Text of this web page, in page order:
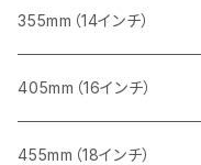
ヒューム管・U字溝切断用
鋳鉄管切断用
ヒューム管・U字溝切断用
FRP切断用
鋳鉄管切断用
ヒューム管・U字溝切断用
インターロッキング切断用
鋳鉄管切断用
ヒューム管・U字溝切断用
レンガ切断用
インターロッキング切断用
鋳鉄管切断用
ブロック切断用
レンガ切断用
インターロッキング切断用
一般道路カッター用
ブロック切断用
レンガ切断用
インターロッキング切断用
みかげ石（御影石）切断用
セグメント
セグメント（特殊凹凸加工チップ
鉄筋コンクリート切断用
セグメントタイプ
コンクリート切断用
355mm（14インチ）
みかげ石（御影石）切断用
セグメント
鉄筋コンクリート切断用
405mm（16インチ）
みかげ石（御影石）切断用
455mm（18インチ）